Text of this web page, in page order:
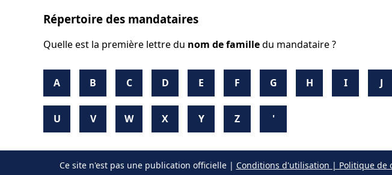
Répertoire des mandataires
Quelle est la première lettre du nom de familledu mandataire ?
A B C D E F G H I J
U V W X Y Z '
Ce site n'est pas une publication officielle | Conditions d'utilisation | Politique